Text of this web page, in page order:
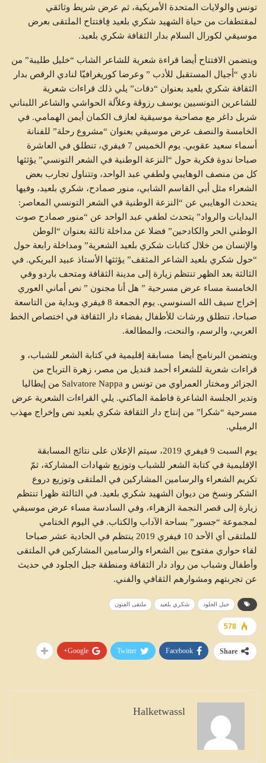
تونس والولايات المتحدة الأمريكية، ثم عرض شريط وثائقي
لمقتطفات من حياة الشهيد شكري بلعيد فِافتتاح الملتقى بعرض
موسيقي لكورال السلام بدار الثقافة شكري بلعيد.
ويتضمن الافتتاح أيضا قراءة شعرية للشاعر الشاب “خليل طليبة” من
نادي “أجيال المستقبل للأدب ” وعرضا كوريغرافيّا لنادي الرقص بدار
الثقافة شكري بلعيد بعنوان “دقات” يلي ذلك قراءات شعرية
للشاعرين التونسيين يوسف رزوڨة وعلاّلة الحواشي والشاعر اللبناني
شربل داغر مع مصاحبة موسيقية لعازف الكمان أيمن الهمامي. في
الخامسة والنصف عرض موسيقي بعنوان “مشروع رحلة” للفنانة
أسماء سعيد عقوبي. يوم الخميس 7 فيفري، تنطلق في العاشرة
صباحا ندوة فكرية حول “النزعة الوطنية في الشعر التونسي” يؤثثها
كل من منصف الوهايبي ولطفي عبد الواحد، وتتناول تجارب بعض
الشعراء مثل أبي القاسم الشابي، منور صمادح، شكري بلعيد، وفيها
يتحدث الوهايبي عن “النزعة الوطنية في الشعر التونسي المعاصر:
البدايات والرواد” يتحدث لطفي عبد الواحد عن “منور صمادح صوت
الوطني الحر والكادحين” فضلا عن مداخلة ثالثة بعنوان “الوطن
والإنسان من خلال كتابات شكري بلعيد الشعرية” ومداخلة رابعة حول
“حول شكري بلعيد الشاعر المثقف” يؤثثها الأستاذ عبيد البريكي. في
الثالثة بعد الظهر تنتظم زيارة إلى مدينة الثقافة ومتحف باردو وفي
الخامسة مساء عرض مسرحية ” هل أنا مجنون ” نص أماني العوري
إخراج سيف الله السنوسي. يوم الجمعة 8 فيفري وبداية من التاسعة
صباحا، تنطلق ورشات للأطفال بفضاء دار الثقافة في اختصاص الخط
العربي، والرسم، والنحت، والمطالعة.
ويتضمن البرنامج أيضا مسابقة إقليمية في كتابة الشعر للشباب، و
قراءات شعرية للشعراء أحمد قنديل من مصر، زهرة الترباح من
الجزائر ومختار العمراوي من تونس و Salvatore Nappa من إيطاليا
وتدير الجلسة الشاعرة فاطمة الماكني. يلي القراءات الشعرية عرض
مسرحية “شكرا” من إنتاج دار الثقافة شكري بلعيد نص وإخراج مهذب
الرميلي.
يوم السبت 9 فيفري 2019، سيتم الإعلان على نتائج المسابقة
الإقليمية في كتابة الشعر للشباب وتوزيع شهادات المشاركة، ثمّ
تكريم الشعراء والرسامين المشاركين في الملتقى وتوزيع دروع
الشكر ونسخ من ديوان الشهيد شكري بلعيد. في الثالثة ظهرا تنتظم
زيارة إلى قصر النجمة الزهراء، وفي السادسة مساء عرض موسيقي
لمجموعة “جسور” بساحة الآداب والكتاب. في اليوم الختامي
للملتقى أي الأحد 10 فيفري 2019 ينتظم في الحادية عشر صباحا
لقاء حواري مفتوح بين الشعراء والرسامين المشاركين في الملتقى
وأطفال وشباب من رواد دار الثقافة ومنطقة جبل الجلود في حديث
عن تجربتهم ومشوارهم الثقافي والفني.
جبل الجلود شكري بلعيد ملتقى الفنون
578
Share
Facebook
Twitter
Google+
Halketwassl